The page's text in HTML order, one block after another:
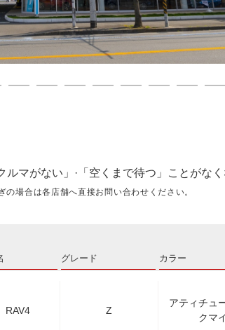
マがない」·「空くまで待つ」ことがな
場合は各店舗へ直接お問い合わせください。
グレード カラー
RAV4 Z
アティチュ
クマ